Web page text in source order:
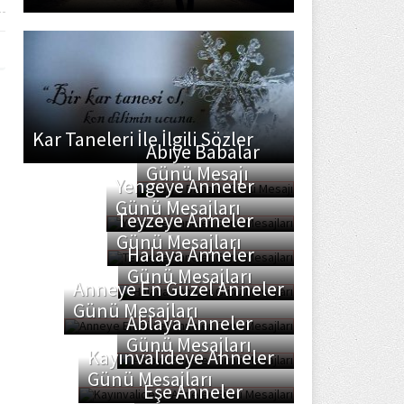
Kar Taneleri İle İlgili Sözler
Abiye Babalar
Günü Mesajı
Yengeye Anneler
Günü Mesajları
Teyzeye Anneler
Günü Mesajları
Halaya Anneler
Günü Mesajları
Anneye En Güzel Anneler
Günü Mesajları
Ablaya Anneler
Günü Mesajları
Kayınvalideye Anneler
Günü Mesajları
Eşe Anneler